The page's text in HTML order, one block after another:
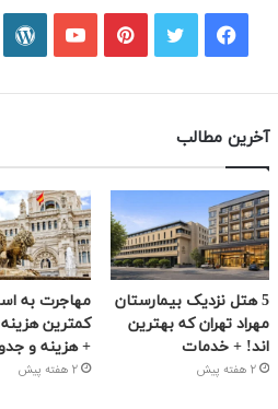
فیسبوکتوییترپینتریستیوتیوب
آخرین مطالب
5 هتل نزدیک بیمارستان
مهراد تهران که بهترین‌
اند! + خدمات
2 هفته پیش
مهاجرت به
کمترین
+ هزینه و
2 هفته پیش